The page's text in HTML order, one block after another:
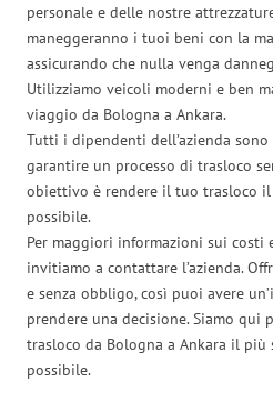
personale e delle nostre
maneggeranno i tuoi beni con la
assicurando che nulla venga
Utilizziamo veicoli moderni e ben
viaggio da Bologna a Ankara.
Tutti i dipendenti dell’azienda
garantire un processo di trasloco
obiettivo è rendere il tuo trasloco il
possibile.
Per maggiori informazioni sui costi
invitiamo a contattare l’azienda.
e senza obbligo, così puoi avere
prendere una decisione. Siamo
trasloco da Bologna a Ankara il più
possibile.